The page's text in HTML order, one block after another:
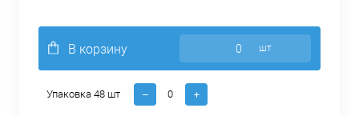
В корзину шт
Упаковка 48 шт